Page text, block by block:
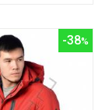
-38